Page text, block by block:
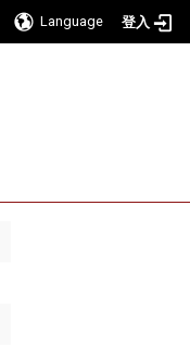
Language 登入